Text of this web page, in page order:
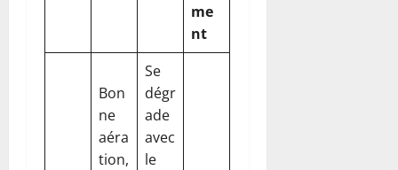
me
nt
Bon
ne
aéra
tion,
Se
dégr
ade
avec
le